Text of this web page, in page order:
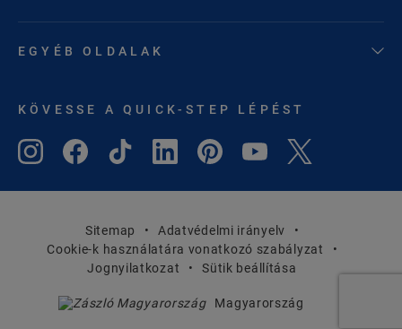
EGYÉB OLDALAK
KÖVESSE A QUICK-STEP LÉPÉST
Sitemap
Adatvédelmi irányelv
Cookie-k használatára vonatkozó szabályzat
Jognyilatkozat
Sütik beállítása
Magyarország